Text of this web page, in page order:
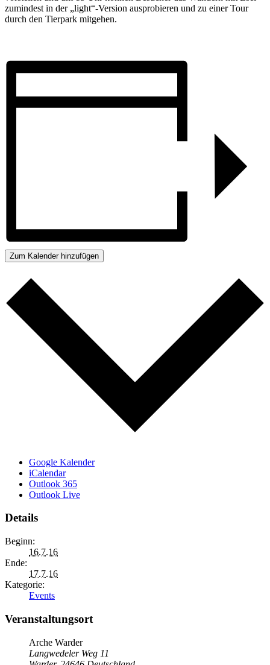
zumindest in der „light“-Version ausprobieren und zu einer Tour
durch den Tierpark mitgehen.
Zum Kalender hinzufügen
Google Kalender
iCalendar
Outlook 365
Outlook Live
Details
Beginn:
16.7.16
Ende:
17.7.16
Kategorie:
Events
Veranstaltungsort
Arche Warder
Langwedeler Weg 11